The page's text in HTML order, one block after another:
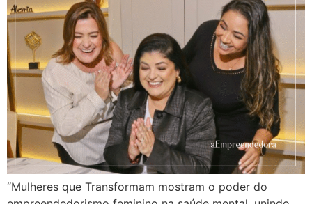
“Mulheres que Transformam mostram o poder do